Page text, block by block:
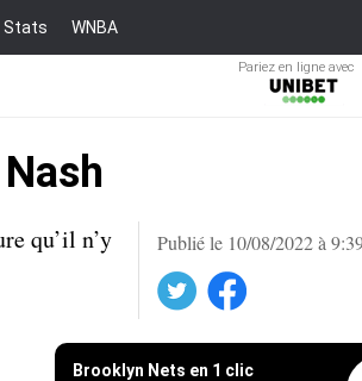
Stats WNBA
Pariez en ligne avec
Publié le 10/08/2022 à
Facebook
qu’il n’y
Brooklyn Nets en 1 clic